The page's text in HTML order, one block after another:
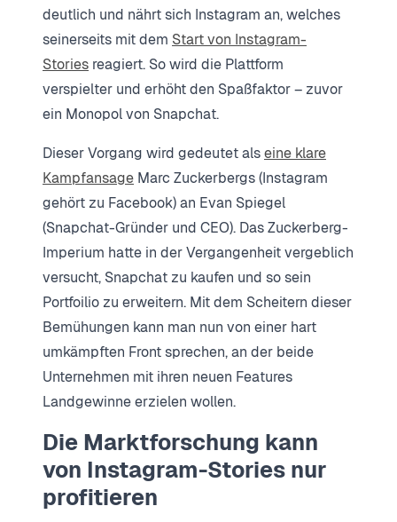
deutlich und nährt sich Instagram an, welches
seinerseits mit dem Start von Instagram-
Stories reagiert. So wird die Plattform
verspielter und erhöht den Spaßfaktor – zuvor
ein Monopol von Snapchat.
Dieser Vorgang wird gedeutet alseine klare
Kampfansage Marc Zuckerbergs (Instagram
gehört zu Facebook) an Evan Spiegel
(Snapchat-Gründer und CEO). Das Zuckerberg-
Imperium hatte in der Vergangenheit vergeblich
versucht, Snapchat zu kaufen und so sein
Portfoilio zu erweitern. Mit dem Scheitern dieser
Bemühungen kann man nun von einer hart
umkämpften Front sprechen, an der beide
Unternehmen mit ihren neuen Features
Landgewinne erzielen wollen.
Die Marktforschung kann
von Instagram-Stories nur
profitieren